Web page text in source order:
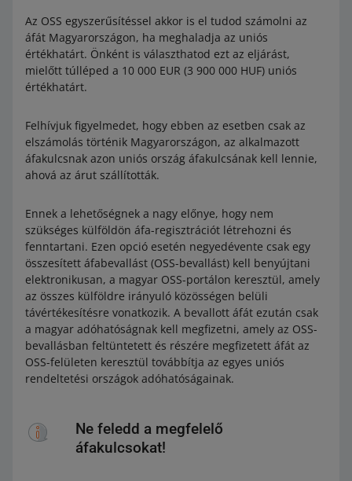
Az OSS egyszerűsítéssel akkor is el tudod számolni az
áfát Magyarországon, ha meghaladja az uniós
értékhatárt. Önként is választhatod ezt az eljárást,
mielőtt túlléped a 10 000 EUR (3 900 000 HUF) uniós
értékhatárt.
Felhívjuk figyelmedet, hogy ebben az esetben csak az
elszámolás történik Magyarországon, az alkalmazott
áfakulcsnak azon uniós ország áfakulcsának kell lennie,
ahová az árut szállították.
Ennek a lehetőségnek a nagy előnye, hogy nem
szükséges külföldön áfa-regisztrációt létrehozni és
fenntartani. Ezen opció esetén negyedévente csak egy
összesített áfabevallást (OSS-bevallást) kell benyújtani
elektronikusan, a magyar OSS-portálon keresztül, amely
az összes külföldre irányuló közösségen belüli
távértékesítésre vonatkozik. A bevallott áfát ezután csak
a magyar adóhatóságnak kell megfizetni, amely az OSS-
bevallásban feltüntetett és részére megfizetett áfát az
OSS-felületen keresztül továbbítja az egyes uniós
rendeltetési országok adóhatóságainak.
Ne feledd a megfelelő
áfakulcsokat!